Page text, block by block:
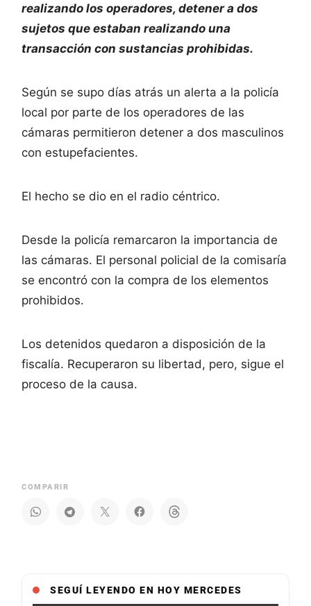
realizando los operadores, detener a dos
sujetos que estaban realizando una
transacción con sustancias prohibidas.
Según se supo días atrás un alerta a la policía
local por parte de los operadores de las
cámaras permitieron detener a dos masculinos
con estupefacientes.
El hecho se dio en el radio céntrico.
Desde la policía remarcaron la importancia de
las cámaras. El personal policial de la comisaría
se encontró con la compra de los elementos
prohibidos.
Los detenidos quedaron a disposición de la
fiscalía. Recuperaron su libertad, pero, sigue el
proceso de la causa.
COMPARIR
SEGUÍ LEYENDO EN HOY MERCEDES